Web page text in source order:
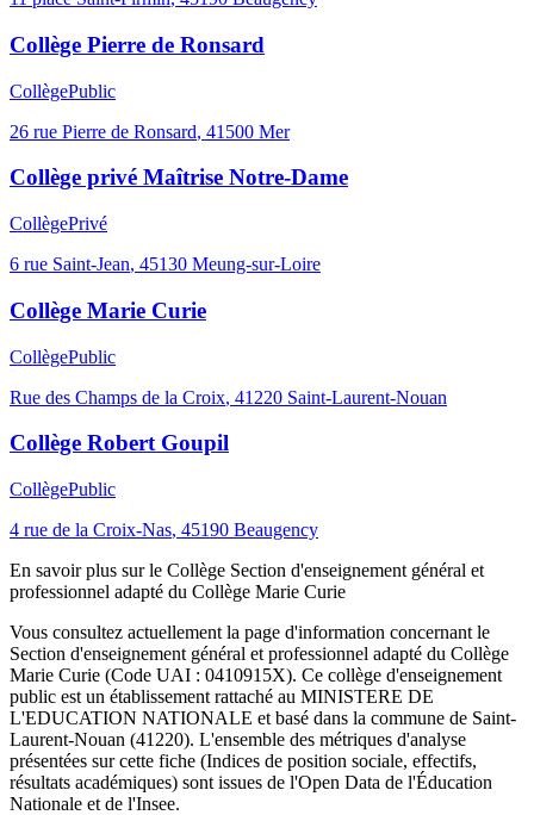
Collège Pierre de Ronsard
CollègePublic
26 rue Pierre de Ronsard, 41500 Mer
Collège privé Maîtrise Notre-Dame
CollègePrivé
6 rue Saint-Jean, 45130 Meung-sur-Loire
Collège Marie Curie
CollègePublic
Rue des Champs de la Croix, 41220 Saint-Laurent-Nouan
Collège Robert Goupil
CollègePublic
4 rue de la Croix-Nas, 45190 Beaugency
En savoir plus sur le Collège Section d'enseignement général et
professionnel adapté du Collège Marie Curie
Vous consultez actuellement la page d'information concernant le
Section d'enseignement général et professionnel adapté du Collège
Marie Curie (Code UAI : 0410915X). Ce collège d'enseignement
public est un établissement rattaché au MINISTERE DE
L'EDUCATION NATIONALE et basé dans la commune de Saint-
Laurent-Nouan (41220). L'ensemble des métriques d'analyse
présentées sur cette fiche (Indices de position sociale, effectifs,
résultats académiques) sont issues de l'Open Data de l'Éducation
Nationale et de l'Insee.